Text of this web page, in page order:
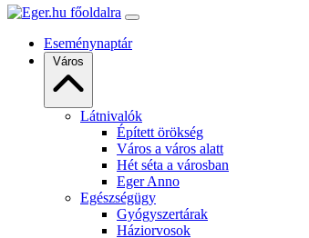
Eseménynaptár
Város
Látnivalók
Épített örökség
Város a város alatt
Hét séta a városban
Eger Anno
Egészségügy
Gyógyszertárak
Háziorvosok